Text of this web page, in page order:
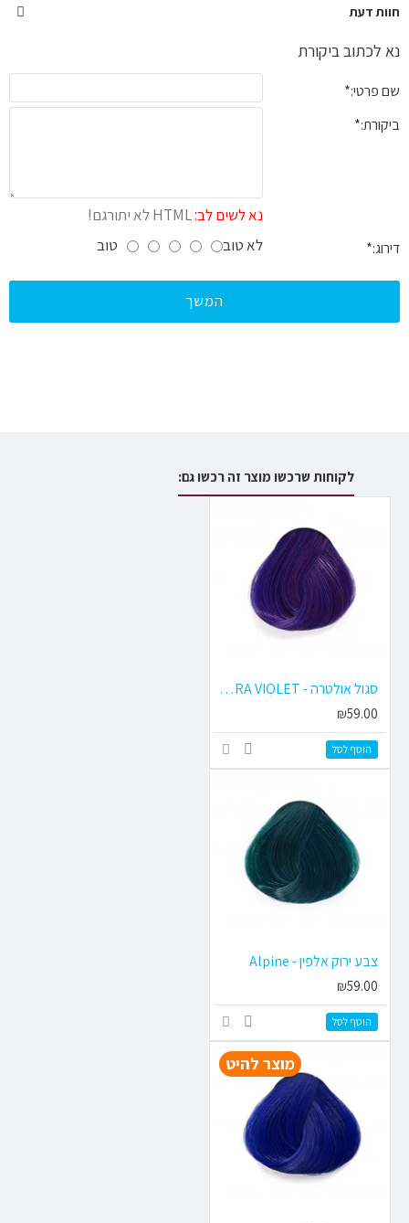
חוות דעת
נא לכתוב ביקורת
שם פרטי:
ביקורת:
נא לשים לב:
דירוג: לא טוב טוב
המשך
לקוחות שרכשו מוצר זה רכשו גם:
סגול אולטרה - ULTRA VIOLET
₪59.00
הוסף לסל
צבע ירוק אלפין - Alpine
₪59.00
הוסף לסל
מוצר להיט